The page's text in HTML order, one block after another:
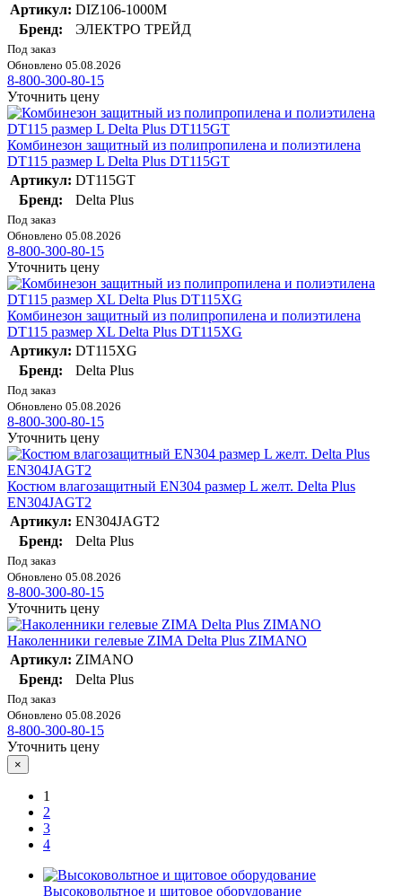
Артикул: DIZ106-1000M
Бренд:
ЭЛЕКТРО ТРЕЙД
Под заказ
Обновлено 05.08.2026
8-800-300-80-15
Уточнить цену
Комбинезон защитный из полипропилена и полиэтилена
DT115 размер L Delta Plus DT115GT
Артикул: DT115GT
Бренд:
Delta Plus
Под заказ
Обновлено 05.08.2026
8-800-300-80-15
Уточнить цену
Комбинезон защитный из полипропилена и полиэтилена
DT115 размер XL Delta Plus DT115XG
Артикул: DT115XG
Бренд:
Delta Plus
Под заказ
Обновлено 05.08.2026
8-800-300-80-15
Уточнить цену
Костюм влагозащитный EN304 размер L желт. Delta Plus
EN304JAGT2
Артикул: EN304JAGT2
Бренд:
Delta Plus
Под заказ
Обновлено 05.08.2026
8-800-300-80-15
Уточнить цену
Наколенники гелевые ZIMA Delta Plus ZIMANO
Артикул: ZIMANO
Бренд:
Delta Plus
Под заказ
Обновлено 05.08.2026
8-800-300-80-15
Уточнить цену
×
1
2
3
4
Высоковольтное и щитовое оборудование